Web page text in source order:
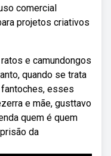
comercial
projetos criativos
e camundongos
quando se trata
esses
e mãe, gusttavo
quem é quem
da